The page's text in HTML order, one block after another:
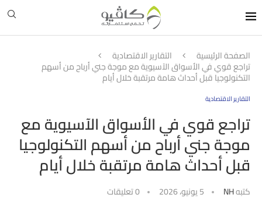
الصفحة الرئيسية التقارير الاقتصادية
تراجع قوي في الأسواق الآسيوية مع موجة جني أرباح من أسهم
التكنولوجيا قبل أحداث هامة مرتقبة خلال أيام
التقارير الاقتصادية
تراجع قوي في الأسواق الآسيوية مع
موجة جني أرباح من أسهم التكنولوجيا
قبل أحداث هامة مرتقبة خلال أيام
كتبهNH 5 يونيو، 2026 0 تعليقات